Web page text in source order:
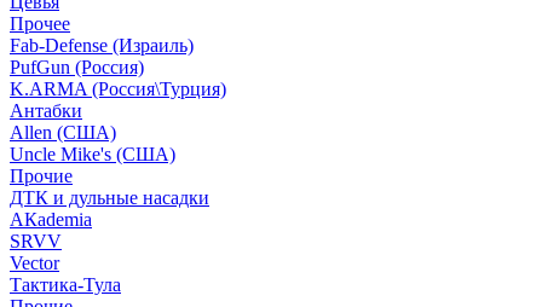
Прочее
Fab-Defense (Израиль)
PufGun (Россия)
K.ARMA (Россия\Турция)
Антабки
Allen (США)
Uncle Mike's (США)
Прочие
ДТК и дульные насадки
АКademia
SRVV
Vector
Тактика-Тула